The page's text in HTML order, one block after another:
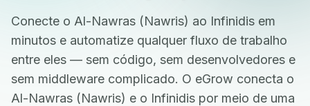
Conecte o Al-Nawras (Nawris) ao Infinidis em
minutos e automatize qualquer fluxo de trabalho
entre eles — sem código, sem desenvolvedores e
sem middleware complicado. O eGrow conecta o
Al-Nawras (Nawris) e o Infinidis por meio de uma